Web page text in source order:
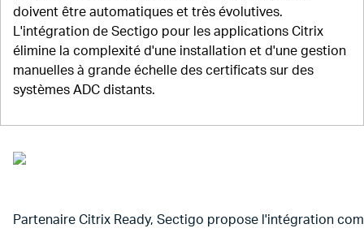
doivent être automatiques et très évolutives.
L'intégration de Sectigo pour les applications Citrix
élimine la complexité d'une installation et d'une gestion
manuelles à grande échelle des certificats sur des
systèmes ADC distants.
Partenaire Citrix Ready, Sectigo propose l'intégration